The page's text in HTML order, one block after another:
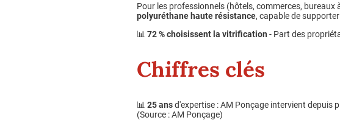
Pour les professionnels (hôtels, commerces,
polyuréthane haute résistance, capable de
📊 72 % choisissent la vitrification - Part des
Chiffres clés
📊 25 ansd'expertise : AM Ponçage intervient depuis
(Source : AM Ponçage)